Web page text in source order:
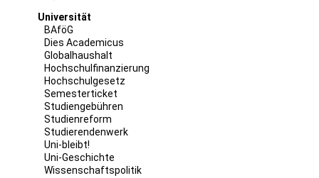
Universität
BAföG
Dies Academicus
Globalhaushalt
Hochschulfinanzierung
Hochschulgesetz
Semesterticket
Studiengebühren
Studienreform
Studierendenwerk
Uni-bleibt!
Uni-Geschichte
Wissenschaftspolitik